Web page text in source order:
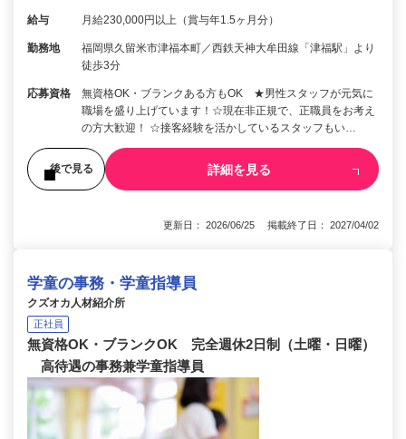
給与 月給230,000円以上（賞与年1.5ヶ月分）
勤務地
福岡県久留米市津福本町／西鉄天神大牟田線「津福駅」より
徒歩3分
応募資格
無資格OK・ブランクある方もOK ★男性スタッフが元気に
職場を盛り上げています！☆現在非正規で、正職員をお考え
の方大歓迎！ ☆接客経験を活かしているスタッフもい…
後で見る 詳細を見る
更新日： 2026/06/25 掲載終了日： 2027/04/02
学童の事務・学童指導員
クズオカ人材紹介所
正社員
無資格OK・ブランクOK 完全週休2日制（土曜・日曜）
高待遇の事務兼学童指導員